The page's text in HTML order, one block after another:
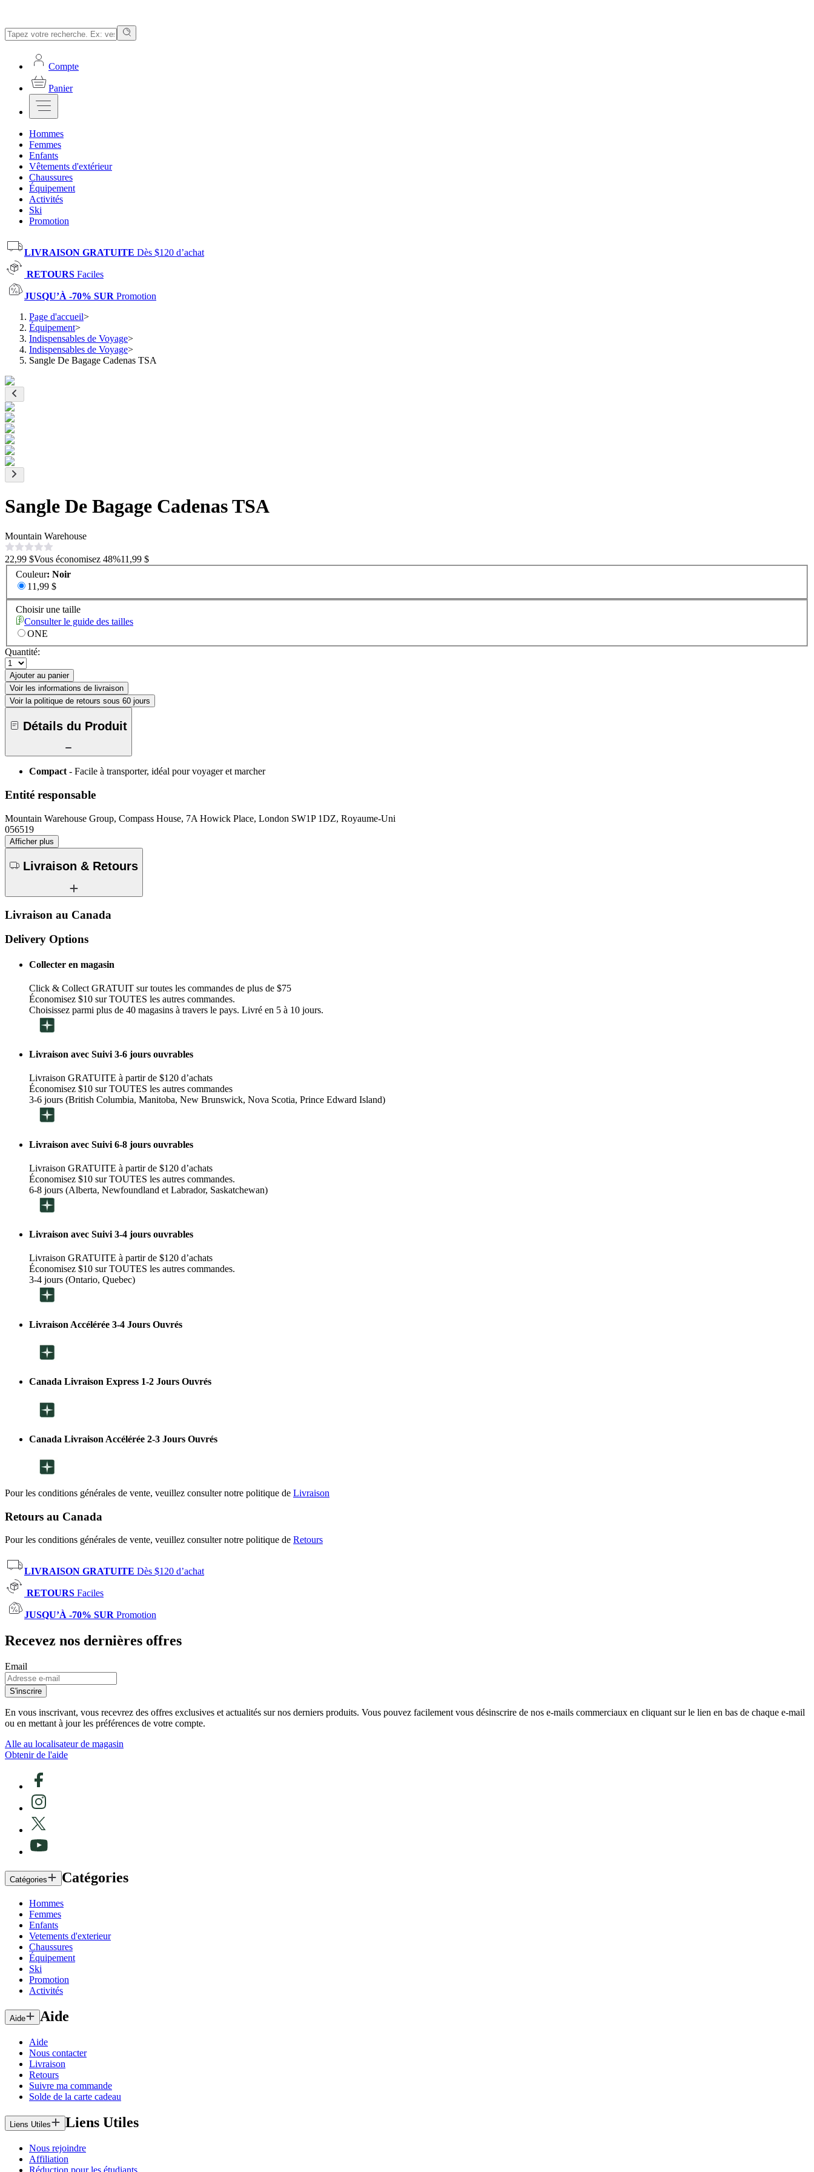
Compte
Panier
Hommes
Femmes
Enfants
Vêtements d'extérieur
Chaussures
Équipement
Activités
Ski
Promotion
LIVRAISON GRATUITE Dès $120 d’achat
RETOURS Faciles
JUSQU’À -70% SUR Promotion
Page d'accueil>
Équipement>
Indispensables de Voyage>
Indispensables de Voyage>
Sangle De Bagage Cadenas TSA
Sangle De Bagage Cadenas TSA
Mountain Warehouse
22,99 $Vous économisez 48%11,99 $
Couleur: Noir
11,99 $
Choisir une taille
Consulter le guide des tailles
ONE
Quantité:
Ajouter au panier
Voir les informations de livraison
Voir la politique de retours sous 60 jours
Détails du Produit
Compact - Facile à transporter, idéal pour voyager et marcher
Entité responsable
Mountain Warehouse Group, Compass House, 7A Howick Place, London SW1P 1DZ, Royaume-Uni
056519
Afficher plus
Livraison & Retours
Livraison au Canada
Delivery Options
Collecter en magasin
Click & Collect GRATUIT sur toutes les commandes de plus de $75
Économisez $10 sur TOUTES les autres commandes.
Choisissez parmi plus de 40 magasins à travers le pays. Livré en 5 à 10 jours.
Livraison avec Suivi 3-6 jours ouvrables
Livraison GRATUITE à partir de $120 d’achats
Économisez $10 sur TOUTES les autres commandes
3-6 jours (British Columbia, Manitoba, New Brunswick, Nova Scotia, Prince Edward Island)
Livraison avec Suivi 6-8 jours ouvrables
Livraison GRATUITE à partir de $120 d’achats
Économisez $10 sur TOUTES les autres commandes.
6-8 jours (Alberta, Newfoundland et Labrador, Saskatchewan)
Livraison avec Suivi 3-4 jours ouvrables
Livraison GRATUITE à partir de $120 d’achats
Économisez $10 sur TOUTES les autres commandes.
3-4 jours (Ontario, Quebec)
Livraison Accélérée 3-4 Jours Ouvrés
Canada Livraison Express 1-2 Jours Ouvrés
Canada Livraison Accélérée 2-3 Jours Ouvrés
Pour les conditions générales de vente, veuillez consulter notre politique de Livraison
Retours au Canada
Pour les conditions générales de vente, veuillez consulter notre politique de Retours
LIVRAISON GRATUITE Dès $120 d’achat
RETOURS Faciles
JUSQU’À -70% SUR Promotion
Recevez nos dernières offres
Email
S'inscrire
En vous inscrivant, vous recevrez des offres exclusives et actualités sur nos derniers produits. Vous pouvez facilement vous désinscrire de nos e-mails commerciaux en cliquant sur le lien en bas de chaque e-mail
ou en mettant à jour les préférences de votre compte.
Alle au localisateur de magasin
Obtenir de l'aide
Catégories Catégories
Hommes
Femmes
Enfants
Vetements d'exterieur
Chaussures
Équipement
Ski
Promotion
Activités
Aide Aide
Aide
Nous contacter
Livraison
Retours
Suivre ma commande
Solde de la carte cadeau
Liens Utiles Liens Utiles
Nous rejoindre
Affiliation
Réduction pour les étudiants